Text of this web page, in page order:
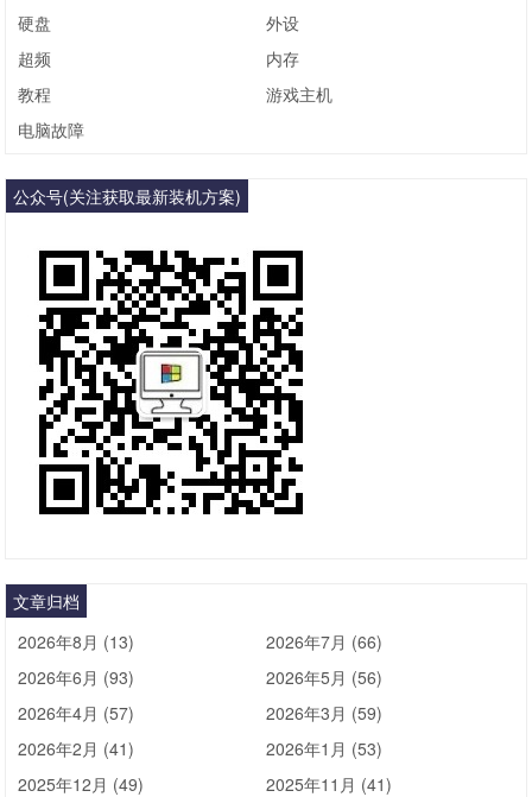
硬盘
外设
超频
内存
教程
游戏主机
电脑故障
公众号(关注获取最新装机方案)
文章归档
2026年8月 (13)
2026年7月 (66)
2026年6月 (93)
2026年5月 (56)
2026年4月 (57)
2026年3月 (59)
2026年2月 (41)
2026年1月 (53)
2025年12月 (49)
2025年11月 (41)